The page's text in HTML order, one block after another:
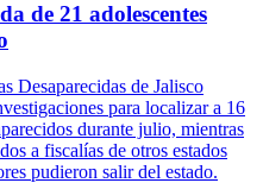
de 21 adolescentes
Desaparecidas de Jalisco
para localizar a 16
durante julio, mientras
a fiscalías de otros estados
pudieron salir del estado.